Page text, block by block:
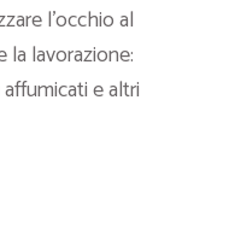
l’occhio al
lavorazione:
e altri